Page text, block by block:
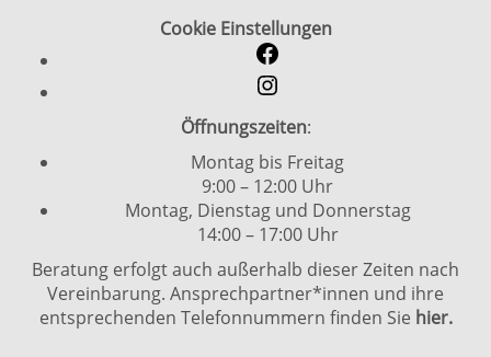
Cookie Einstellungen
Öffnungszeiten:
Montag bis Freitag
9:00 – 12:00 Uhr
Montag, Dienstag und Donnerstag
14:00 – 17:00 Uhr
Beratung erfolgt auch außerhalb dieser Zeiten nach
Vereinbarung. Ansprechpartner*innen und ihre
entsprechenden Telefonnummern finden Sie hier.